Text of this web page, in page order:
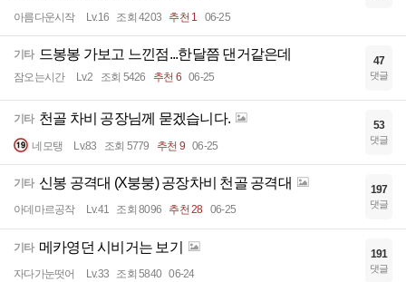
아름다운시작 Lv.16 조회 4203 추천 1 06-25
기타 드봉봉 가보고 느낀점...한달쯤 댄거같은데
잠오는시간 Lv.2 조회 5426 추천 6 06-25
47
댓글
기타 천골 차비 공장님께 묻겠습니다.
네모탱 Lv.83 조회 5779 추천 9 06-25
53
댓글
기타 신봉 공격대 (X붕붕) 공장차비 천골 공격대
아데마르공작 Lv.41 조회 8096 추천 28 06-25
197
댓글
기타 메카영던 시비거는 보기
자다가눈떳어 Lv.33 조회 5840 06-24
191
댓글